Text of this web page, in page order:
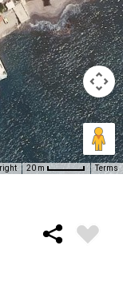
20 m Terms